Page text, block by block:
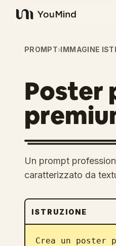
YouMind
PROMPT›IMMAGINE
Poster
Un prompt
caratterizzato da
ISTRUZIONE
Crea un poster